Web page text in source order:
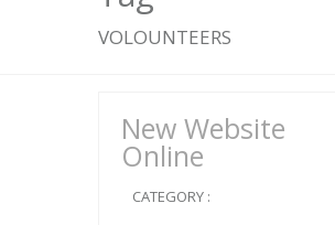
VOLOUNTEERS
New Website
Online
CATEGORY :